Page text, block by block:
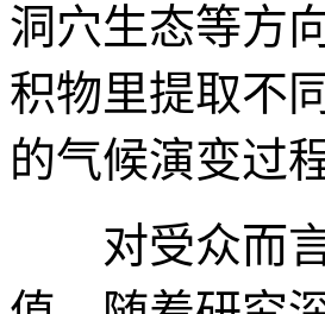
洞穴生态等方
积物里提取不
的气候演变过
对受众而言